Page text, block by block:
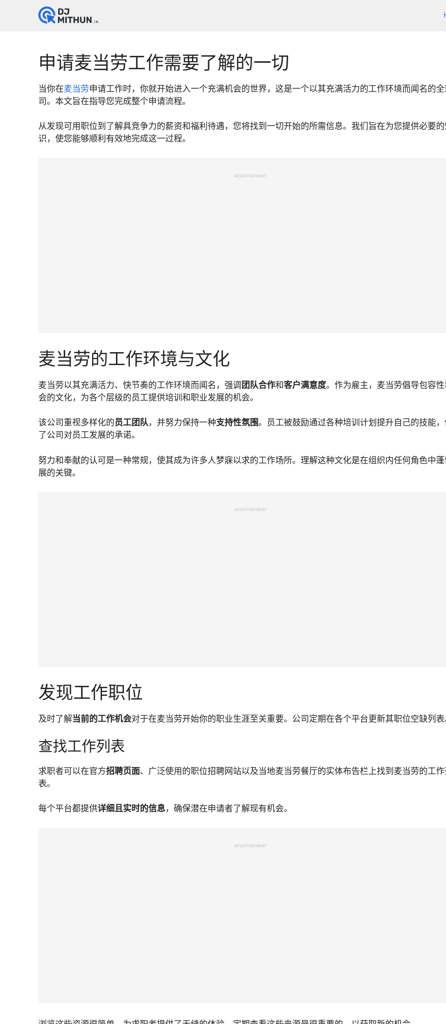
申请麦当劳工作需要了解的一切
当你在麦当劳申请工作时，你就开始进入一个充满机会的世界，这是一个以其充满活力的工作环境而闻名的
司。本文旨在指导您完成整个申请流程。
从发现可用职位到了解具竞争力的薪资和福利待遇，您将找到一切开始的所需信息。我们旨在为您提供必要
识，使您能够顺利有效地完成这一过程。
ADVERTISEMENT
麦当劳的工作环境与文化
麦当劳以其充满活力、快节奏的工作环境而闻名，强调 团队合作和客户满意度。作为雇主，麦当劳倡导包容
会的文化，为各个层级的员工提供培训和职业发展的机会。
该公司重视多样化的员工团队，并努力保持一种支持性氛围。员工被鼓励通过各种培训计划提升自己的技能
了公司对员工发展的承诺。
努力和奉献的认可是一种常规，使其成为许多人梦寐以求的工作场所。理解这种文化是在组织内任何角色中
展的关键。
ADVERTISEMENT
发现工作职位
及时了解当前的工作机会对于在麦当劳开始你的职业生涯至关重要。公司定期在各个平台更新其职位空缺列
查找工作列表
求职者可以在官方招聘页面、广泛使用的职位招聘网站以及当地麦当劳餐厅的实体布告栏上找到麦当劳的工
表。
每个平台都提供详细且实时的信息，确保潜在申请者了解现有机会。
ADVERTISEMENT